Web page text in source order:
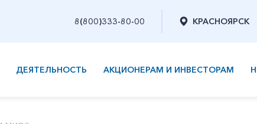
8(800)333-80-00 КРАСНОЯРСК
ДЕЯТЕЛЬНОСТЬ АКЦИОНЕРАМ И ИНВЕСТОРАМ